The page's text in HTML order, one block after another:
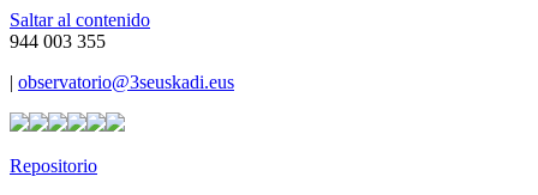
Saltar al contenido
944 003 355
| observatorio@3seuskadi.eus
Repositorio